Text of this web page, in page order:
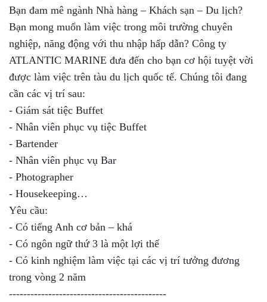
Bạn đam mê ngành Nhà hàng – Khách sạn – Du lịch?
Bạn mong muốn làm việc trong môi trường chuyên
nghiệp, năng động với thu nhập hấp dẫn? Công ty
ATLANTIC MARINE đưa đến cho bạn cơ hội tuyệt vời
được làm việc trên tàu du lịch quốc tế. Chúng tôi đang
cần các vị trí sau:
- Giám sát tiệc Buffet
- Nhân viên phục vụ tiệc Buffet
- Bartender
- Nhân viên phục vụ Bar
- Photographer
- Housekeeping…
Yêu cầu:
- Có tiếng Anh cơ bản – khá
- Có ngôn ngữ thứ 3 là một lợi thế
- Có kinh nghiệm làm việc tại các vị trí tưởng đương
trong vòng 2 năm
--------------------------------------------